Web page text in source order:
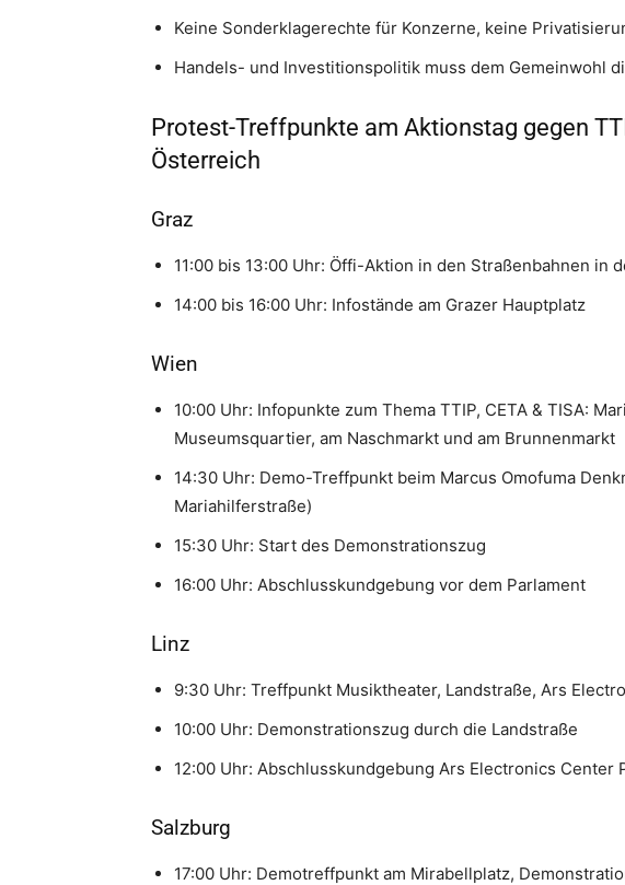
Keine Sonderklagerechte für Konzerne, keine
Handels- und Investitionspolitik muss dem Gemeinwohl
Protest-Treffpunkte am Aktionstag gegen
Österreich
Graz
11:00 bis 13:00 Uhr: Öffi-Aktion in den Straßenbahnen in
14:00 bis 16:00 Uhr: Infostände am Grazer Hauptplatz
Wien
10:00 Uhr: Infopunkte zum Thema TTIP, CETA & TISA:
Museumsquartier, am Naschmarkt und am Brunnenmarkt
14:30 Uhr: Demo-Treffpunkt beim Marcus Omofuma
Mariahilferstraße)
15:30 Uhr: Start des Demonstrationszug
16:00 Uhr: Abschlusskundgebung vor dem Parlament
Linz
9:30 Uhr: Treffpunkt Musiktheater, Landstraße, Ars
10:00 Uhr: Demonstrationszug durch die Landstraße
12:00 Uhr: Abschlusskundgebung Ars Electronics Center
Salzburg
17:00 Uhr: Demotreffpunkt am Mirabellplatz,